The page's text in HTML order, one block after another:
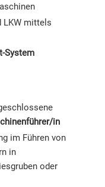
LKW mittels
System
in
im Führen von
in
oder